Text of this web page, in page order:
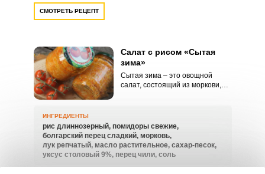
СМОТРЕТЬ РЕЦЕПТ
Салат с рисом «Сытая
зима»
Сытая зима – это овощной
салат, состоящий из моркови,
новинку? Давайте готовить
вместе! Такой сытный салат
выручит вас не раз, когда гости
уже на пороге и необходимо
накрыть стол за 5 минут.
ИНГРЕДИЕНТЫ
рис длиннозерный, помидоры свежие,
болгарский перец сладкий, морковь,
лук репчатый, масло растительное, сахар-песок,
уксус столовый 9%, перец чили, соль